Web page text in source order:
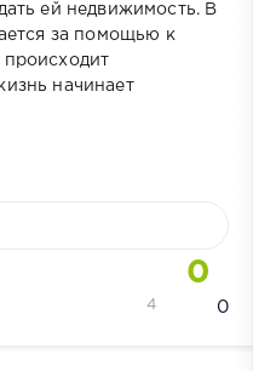
ей недвижимость. В
за помощью к
начинает
0
0
4